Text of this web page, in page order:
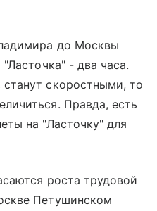
до Москвы
- два часа.
скоростными, то
Правда, есть
на "Ласточку" для
роста трудовой
Петушинском